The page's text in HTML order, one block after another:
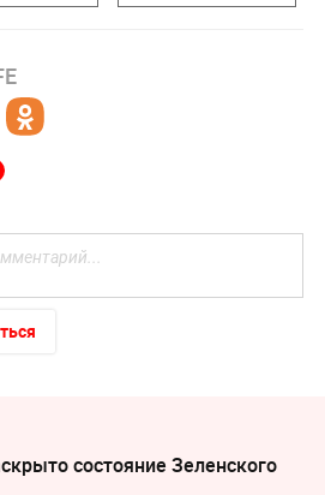
состояние Зеленского